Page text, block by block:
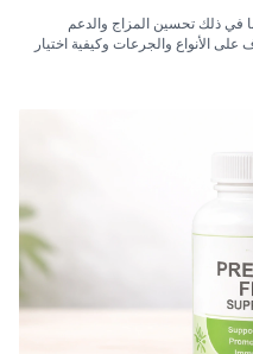
في ذلك تحسين المزاج والدعم
على الأنواع والجرعات وكيفية اختيار